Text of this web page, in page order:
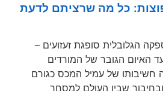
כל מה שרציתם לדעת
הגלובלית סופגת זעזועים –
האיום הגובר של המורדים
חשיבותו של עמיל המכס כגורם
שבין העולם למסחר